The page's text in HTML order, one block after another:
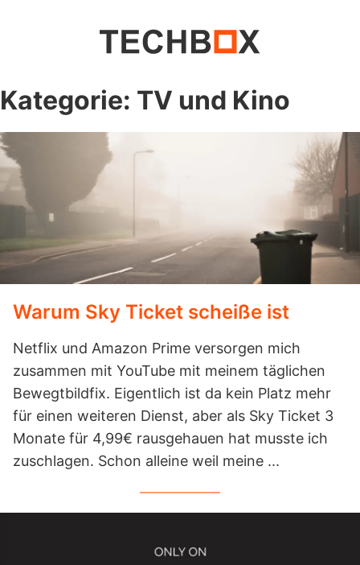
Kategorie: TV und Kino
Warum Sky Ticket scheiße ist
Netflix und Amazon Prime versorgen mich
zusammen mit YouTube mit meinem täglichen
Bewegtbildfix. Eigentlich ist da kein Platz mehr
für einen weiteren Dienst, aber als Sky Ticket 3
Monate für 4,99€ rausgehauen hat musste ich
zuschlagen. Schon alleine weil meine ...